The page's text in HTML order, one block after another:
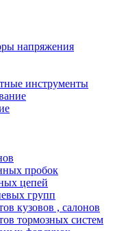
напряжения
инструменты
пробок
цепей
групп
кузовов , салонов
тормозных систем